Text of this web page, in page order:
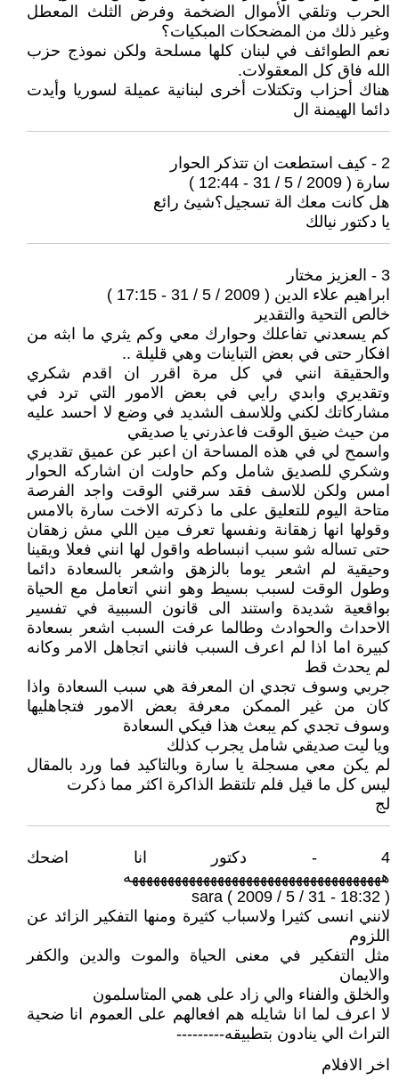
الحرب وتلقي الأموال الضخمة وفرض الثلث المعطل
وغير ذلك من المضحكات المبكيات؟
نعم الطوائف في لبنان كلها مسلحة ولكن نموذج حزب
الله فاق كل المعقولات.
هناك أحزاب وتكتلات أخرى لبنانية عميلة لسوريا وأيدت
دائما الهيمنة ال
2 - كيف استطعت ان تتذكر الحوار
سارة ( 2009 / 5 / 31 - 12:44 )
هل كانت معك الة تسجيل؟شيئ رائع
يا دكتور نيالك
3 - العزيز مختار
ابراهيم علاء الدين ( 2009 / 5 / 31 - 17:15 )
خالص التحية والتقدير
كم يسعدني تفاعلك وحوارك معي وكم يثري ما ابثه من
افكار حتى في بعض التباينات وهي قليلة ..
والحقيقة انني في كل مرة اقرر ان اقدم شكري
وتقديري وابدي رايي في بعض الامور التي ترد في
مشاركاتك لكني وللاسف الشديد في وضع لا احسد عليه
من حيث ضيق الوقت فاعذرني يا صديقي
واسمح لي في هذه المساحة ان اعبر عن عميق تقديري
وشكري للصديق شامل وكم حاولت ان اشاركه الحوار
امس ولكن للاسف فقد سرقني الوقت واجد الفرصة
متاحة اليوم للتعليق على ما ذكرته الاخت سارة بالامس
وقولها انها زهقانة ونفسها تعرف مين اللي مش زهقان
حتى تساله شو سبب انبساطه واقول لها انني فعلا ويقينا
وحيقية لم اشعر يوما بالزهق واشعر بالسعادة دائما
وطول الوقت لسبب بسيط وهو انني اتعامل مع الحياة
بواقعية شديدة واستند الى قانون السببية في تفسير
الاحداث والحوادث وطالما عرفت السبب اشعر بسعادة
كبيرة اما اذا لم اعرف السبب فانني اتجاهل الامر وكانه
لم يحدث قط
جربي وسوف تجدي ان المعرفة هي سبب السعادة واذا
كان من غير الممكن معرفة بعض الامور فتجاهليها
وسوف تجدي كم يبعث هذا فيكي السعادة
ويا ليت صديقي شامل يجرب كذلك
لم يكن معي مسجلة يا سارة وبالتاكيد فما ورد بالمقال
ليس كل ما قيل فلم تلتقط الذاكرة اكثر مما ذكرت
لج
4 - دكتور انا اضحك
ههههههههههههههههههههههههههههههههههههه
sara ( 2009 / 5 / 31 - 18:32 )
لانني انسى كثيرا ولاسباب كثيرة ومنها التفكير الزائد عن
اللزوم
مثل التفكير في معنى الحياة والموت والدين والكفر
والايمان
والخلق والفناء والي زاد على همي المتاسلمون
لا اعرف لما انا شايله هم افعالهم على العموم انا ضحية
التراث الي ينادون بتطبيقه---------
اخر الافلام